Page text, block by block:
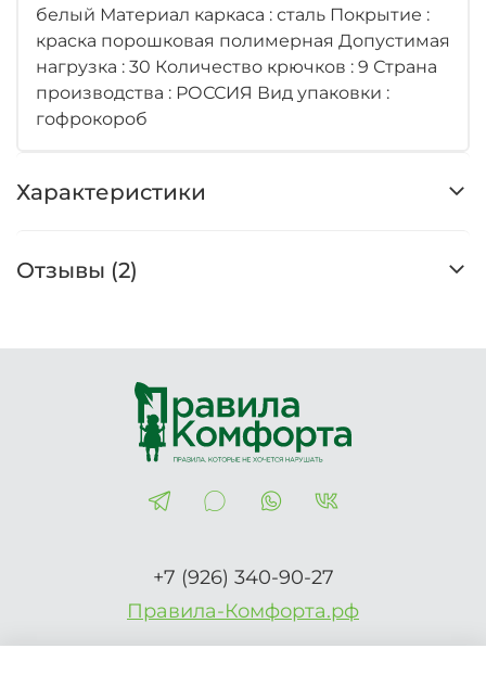
белый Материал каркаса : сталь Покрытие :
краска порошковая полимерная Допустимая
нагрузка : 30 Количество крючков : 9 Страна
производства : РОССИЯ Вид упаковки :
гофрокороб
Характеристики
Отзывы (2)
+7 (926) 340-90-27
Правила-Комфорта.рф